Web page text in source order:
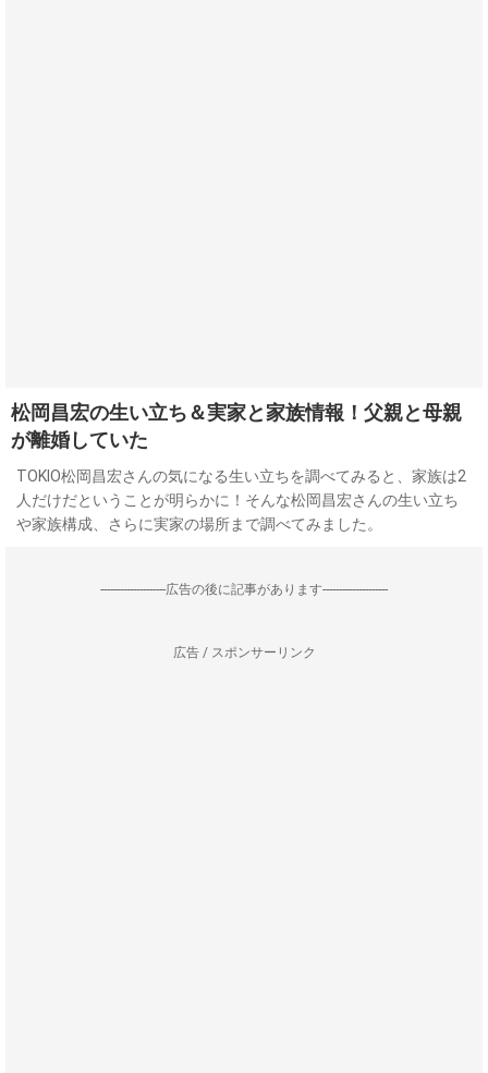
松岡昌宏の生い立ち＆実家と家族情報！父親と母親
が離婚していた
TOKIO松岡昌宏さんの気になる生い立ちを調べてみると、家族は2
人だけだということが明らかに！そんな松岡昌宏さんの生い立ち
や家族構成、さらに実家の場所まで調べてみました。
--------------------広告の後に記事があります--------------------
広告 / スポンサーリンク